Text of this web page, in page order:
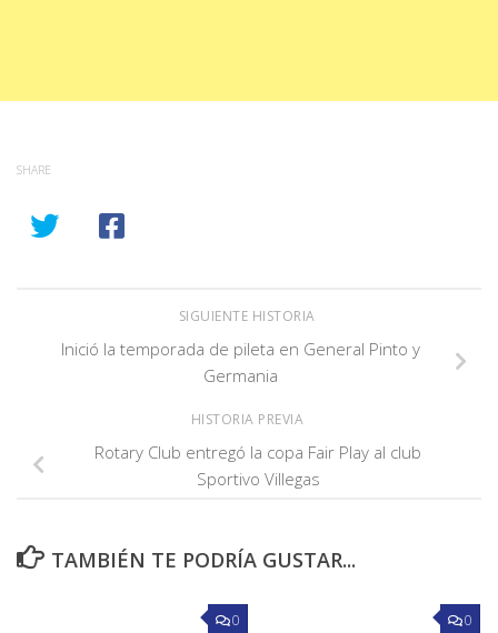
SHARE
SIGUIENTE HISTORIA
Inició la temporada de pileta en General Pinto y
Germania
HISTORIA PREVIA
Rotary Club entregó la copa Fair Play al club
Sportivo Villegas
TAMBIÉN TE PODRÍA GUSTAR...
0 0